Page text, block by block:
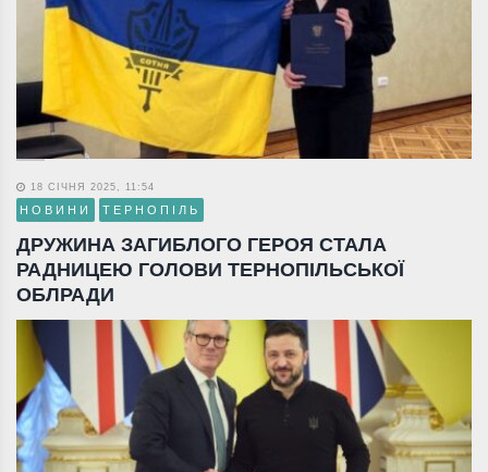
18 СІЧНЯ 2025, 11:54
НОВИНИ ТЕРНОПІЛЬ
ДРУЖИНА ЗАГИБЛОГО ГЕРОЯ СТАЛА
РАДНИЦЕЮ ГОЛОВИ ТЕРНОПІЛЬСЬКОЇ
ОБЛРАДИ